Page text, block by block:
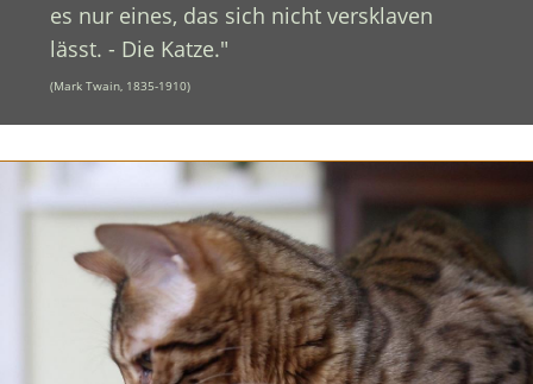
es nur eines, das sich nicht versklaven
lässt. - Die Katze."
(Mark Twain, 1835-1910)